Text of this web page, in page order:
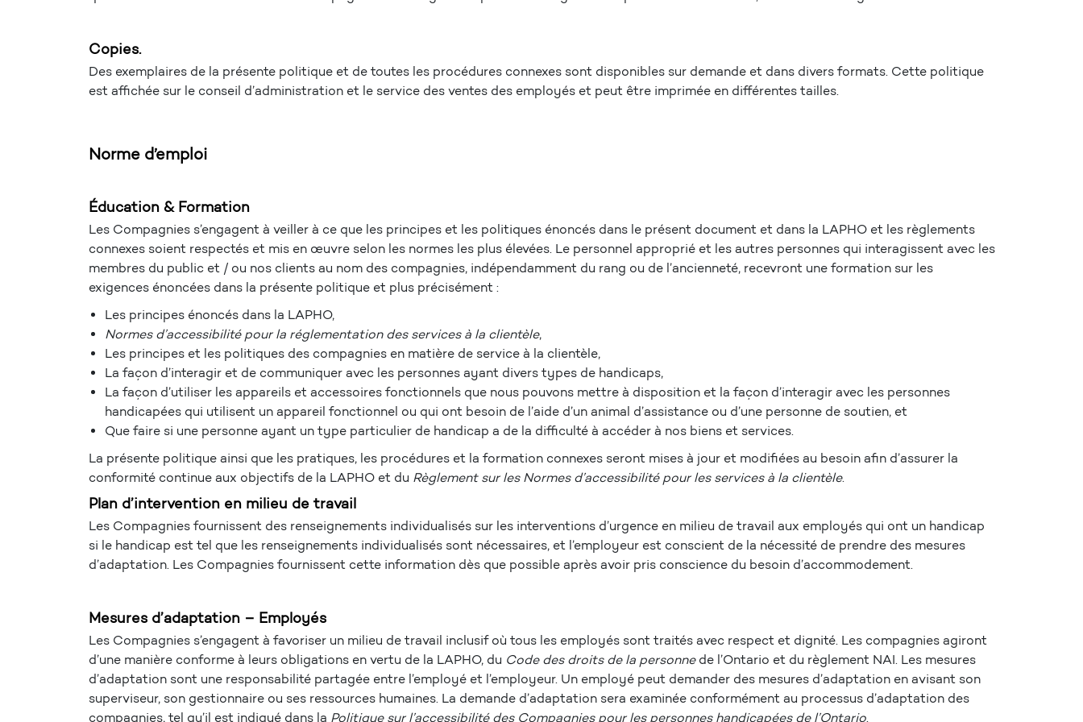
Copies.
Des exemplaires de la présente politique et de toutes les procédures connexes sont disponibles sur demande et dans divers formats. Cette politique
est affichée sur le conseil d’administration et le service des ventes des employés et peut être imprimée en différentes tailles.
Norme d’emploi
Éducation & Formation
Les Compagnies s’engagent à veiller à ce que les principes et les politiques énoncés dans le présent document et dans la LAPHO et les règlements
connexes soient respectés et mis en œuvre selon les normes les plus élevées. Le personnel approprié et les autres personnes qui interagissent avec les
membres du public et / ou nos clients au nom des compagnies, indépendamment du rang ou de l’ancienneté, recevront une formation sur les
exigences énoncées dans la présente politique et plus précisément :
Les principes énoncés dans la LAPHO,
Normes d’accessibilité pour la réglementation des services à la clientèle,
Les principes et les politiques des compagnies en matière de service à la clientèle,
La façon d’interagir et de communiquer avec les personnes ayant divers types de handicaps,
La façon d’utiliser les appareils et accessoires fonctionnels que nous pouvons mettre à disposition et la façon d’interagir avec les personnes
handicapées qui utilisent un appareil fonctionnel ou qui ont besoin de l’aide d’un animal d’assistance ou d’une personne de soutien, et
Que faire si une personne ayant un type particulier de handicap a de la difficulté à accéder à nos biens et services.
La présente politique ainsi que les pratiques, les procédures et la formation connexes seront mises à jour et modifiées au besoin afin d’assurer la
conformité continue aux objectifs de la LAPHO et du Règlement sur les Normes d’accessibilité pour les services à la clientèle.
Plan d’intervention en milieu de travail
Les Compagnies fournissent des renseignements individualisés sur les interventions d’urgence en milieu de travail aux employés qui ont un handicap
si le handicap est tel que les renseignements individualisés sont nécessaires, et l’employeur est conscient de la nécessité de prendre des mesures
d’adaptation. Les Compagnies fournissent cette information dès que possible après avoir pris conscience du besoin d’accommodement.
Mesures d’adaptation – Employés
Les Compagnies s’engagent à favoriser un milieu de travail inclusif où tous les employés sont traités avec respect et dignité. Les compagnies agiront
d’une manière conforme à leurs obligations en vertu de la LAPHO, du Code des droits de la personnede l’Ontario et du règlement NAI. Les mesures
d’adaptation sont une responsabilité partagée entre l’employé et l’employeur. Un employé peut demander des mesures d’adaptation en avisant son
superviseur, son gestionnaire ou ses ressources humaines. La demande d’adaptation sera examinée conformément au processus d’adaptation des
compagnies, tel qu’il est indiqué dans la Politique sur l’accessibilité des Compagnies pour les personnes handicapées de l’Ontario.